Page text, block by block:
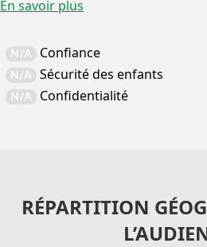
En savoir plus
N/A Confiance
N/A Sécurité des enfants
N/A Confidentialité
RÉPARTITION